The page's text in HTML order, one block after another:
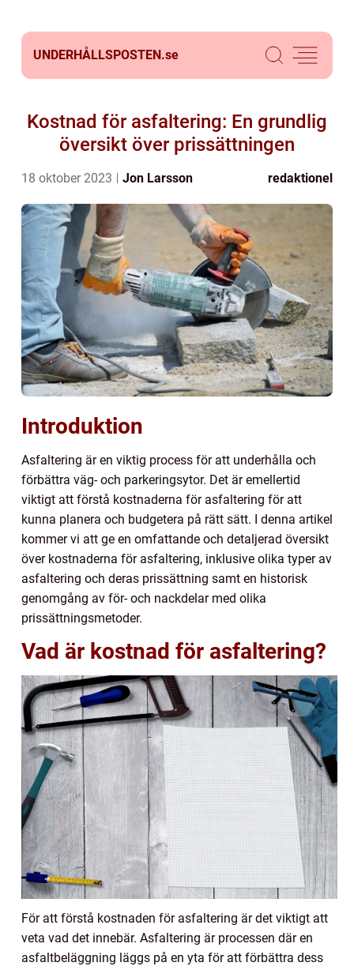
UNDERHÅLLSPOSTEN.se
Kostnad för asfaltering: En grundlig
översikt över prissättningen
18 oktober 2023 Jon Larsson redaktionel
Introduktion
Asfaltering är en viktig process för att underhålla och
förbättra väg- och parkeringsytor. Det är emellertid
viktigt att förstå kostnaderna för asfaltering för att
kunna planera och budgetera på rätt sätt. I denna artikel
kommer vi att ge en omfattande och detaljerad översikt
över kostnaderna för asfaltering, inklusive olika typer av
asfaltering och deras prissättning samt en historisk
genomgång av för- och nackdelar med olika
prissättningsmetoder.
Vad är kostnad för asfaltering?
För att förstå kostnaden för asfaltering är det viktigt att
veta vad det innebär. Asfaltering är processen där en
asfaltbeläggning läggs på en yta för att förbättra dess